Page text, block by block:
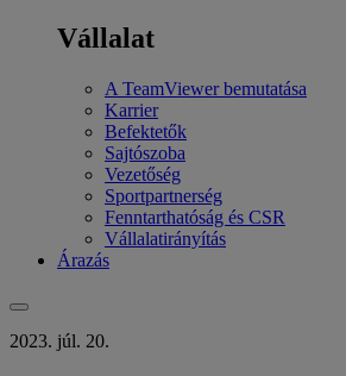
Vállalat
A TeamViewer bemutatása
Karrier
Befektetők
Sajtószoba
Vezetőség
Sportpartnerség
Fenntarthatóság és CSR
Vállalatirányítás
Árazás
2023. júl. 20.